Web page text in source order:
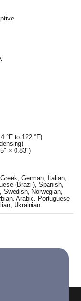
°F to 122 °F)
× 0.83″)
German, Italian,
(Brazil), Spanish,
Swedish, Norwegian,
Arabic, Portuguese
Ukrainian